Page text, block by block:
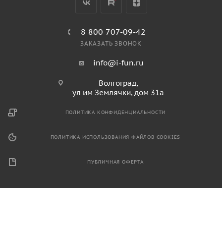
8 800 707-09-42
ЗАКАЗАТЬ ЗВОНОК
info@i-fun.ru
Волгоград,
ул им Землячки, дом 31а
ПОЛИТИКА КОНФИДЕНЦИАЛЬНОСТИ
ПОЛИТИКА ИСПОЛЬЗОВАНИЯ ФАЙЛОВ COOKIES
ПУБЛИЧНАЯ ОФЕРТА